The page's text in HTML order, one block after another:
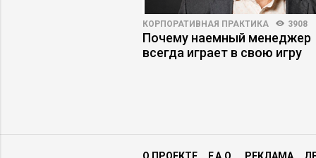
КОРПОРАТИВНАЯ ПРАКТИКА 3908
Почему наемный менеджер
всегда играет в свою игру